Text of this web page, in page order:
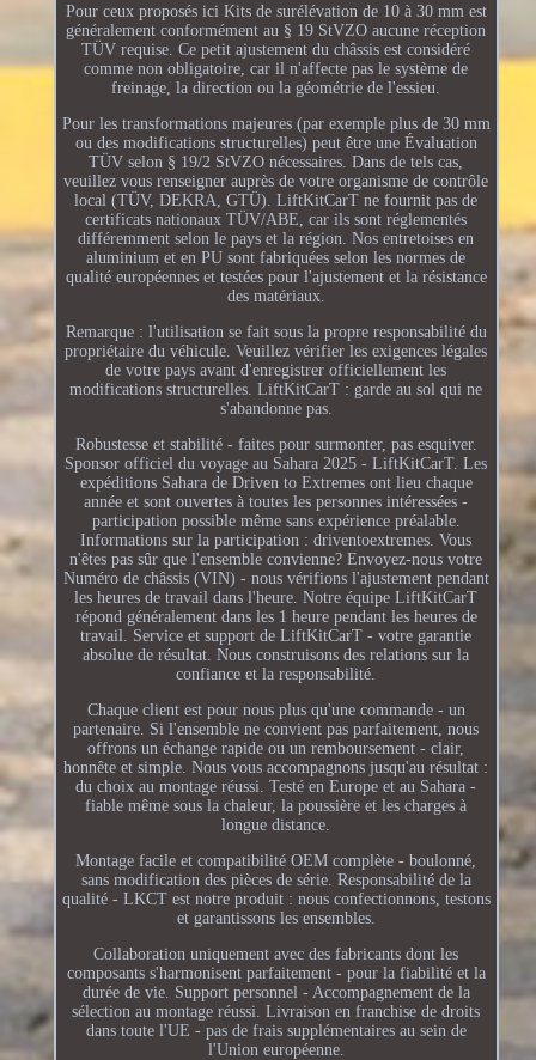
Pour ceux proposés ici Kits de surélévation de 10 à 30 mm est
généralement conformément au § 19 StVZO aucune réception
TÜV requise. Ce petit ajustement du châssis est considéré
comme non obligatoire, car il n'affecte pas le système de
freinage, la direction ou la géométrie de l'essieu.
Pour les transformations majeures (par exemple plus de 30 mm
ou des modifications structurelles) peut être une Évaluation
TÜV selon § 19/2 StVZO nécessaires. Dans de tels cas,
veuillez vous renseigner auprès de votre organisme de contrôle
local (TÜV, DEKRA, GTÜ). LiftKitCarT ne fournit pas de
certificats nationaux TÜV/ABE, car ils sont réglementés
différemment selon le pays et la région. Nos entretoises en
aluminium et en PU sont fabriquées selon les normes de
qualité européennes et testées pour l'ajustement et la résistance
des matériaux.
Remarque : l'utilisation se fait sous la propre responsabilité du
propriétaire du véhicule. Veuillez vérifier les exigences légales
de votre pays avant d'enregistrer officiellement les
modifications structurelles. LiftKitCarT : garde au sol qui ne
s'abandonne pas.
Robustesse et stabilité - faites pour surmonter, pas esquiver.
Sponsor officiel du voyage au Sahara 2025 - LiftKitCarT. Les
expéditions Sahara de Driven to Extremes ont lieu chaque
année et sont ouvertes à toutes les personnes intéressées -
participation possible même sans expérience préalable.
Informations sur la participation : driventoextremes. Vous
n'êtes pas sûr que l'ensemble convienne? Envoyez-nous votre
Numéro de châssis (VIN) - nous vérifions l'ajustement pendant
les heures de travail dans l'heure. Notre équipe LiftKitCarT
répond généralement dans les 1 heure pendant les heures de
travail. Service et support de LiftKitCarT - votre garantie
absolue de résultat. Nous construisons des relations sur la
confiance et la responsabilité.
Chaque client est pour nous plus qu'une commande - un
partenaire. Si l'ensemble ne convient pas parfaitement, nous
offrons un échange rapide ou un remboursement - clair,
honnête et simple. Nous vous accompagnons jusqu'au résultat :
du choix au montage réussi. Testé en Europe et au Sahara -
fiable même sous la chaleur, la poussière et les charges à
longue distance.
Montage facile et compatibilité OEM complète - boulonné,
sans modification des pièces de série. Responsabilité de la
qualité - LKCT est notre produit : nous confectionnons, testons
et garantissons les ensembles.
Collaboration uniquement avec des fabricants dont les
composants s'harmonisent parfaitement - pour la fiabilité et la
durée de vie. Support personnel - Accompagnement de la
sélection au montage réussi. Livraison en franchise de droits
dans toute l'UE - pas de frais supplémentaires au sein de
l'Union européenne.